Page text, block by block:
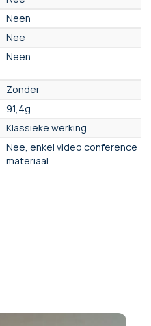
Neen
Nee
Neen
Zonder
91,4g
Klassieke werking
Nee, enkel video conference
materiaal